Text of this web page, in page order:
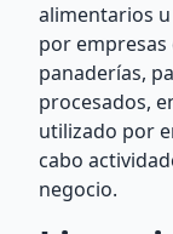
alimentarios
por
panaderías,
procesados,
utilizado por
cabo
negocio.